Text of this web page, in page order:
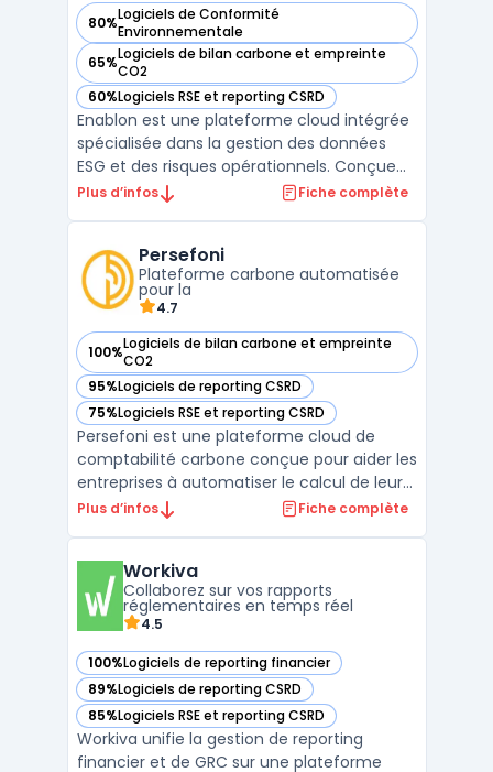
80%Logiciels de Conformité
Environnementale
— voir Enablon dans cette catégorie
65%Logiciels de bilan carbone et empreinte
CO2
— voir Enablon dans cette catégorie
60%Logiciels RSE et reporting CSRD
— voir Enablon dans cette catégorie
Enablon est une plateforme cloud intégrée
spécialisée dans la gestion des données
ESG et des risques opérationnels. Conçue
pour centraliser la collecte, le suivi et
gouvernance, Enablon permet aux
entreprises de se conformer aux normes
mon ...
Plus d’infos Fiche complète
Persefoni
Plateforme carbone automatisée
pour la
4.7
100%Logiciels de bilan carbone et empreinte
CO2
— voir Persefoni dans cette catégorie
95%Logiciels de reporting CSRD
— voir Persefoni dans cette catégorie
75%Logiciels RSE et reporting CSRD
— voir Persefoni dans cette catégorie
Persefoni est une plateforme cloud de
comptabilité carbone conçue pour aider les
entreprises à automatiser le calcul de leur
empreinte carbone et à se conformer aux
intuitive, la plateforme permet de suivre les
émission ...
Plus d’infos Fiche complète
Workiva
Collaborez sur vos rapports
réglementaires en temps réel
4.5
100%Logiciels de reporting financier
— voir Workiva dans cette catégorie
89%Logiciels de reporting CSRD
— voir Workiva dans cette catégorie
85%Logiciels RSE et reporting CSRD
— voir Workiva dans cette catégorie
Workiva unifie la gestion de reporting
financier et de GRC sur une plateforme